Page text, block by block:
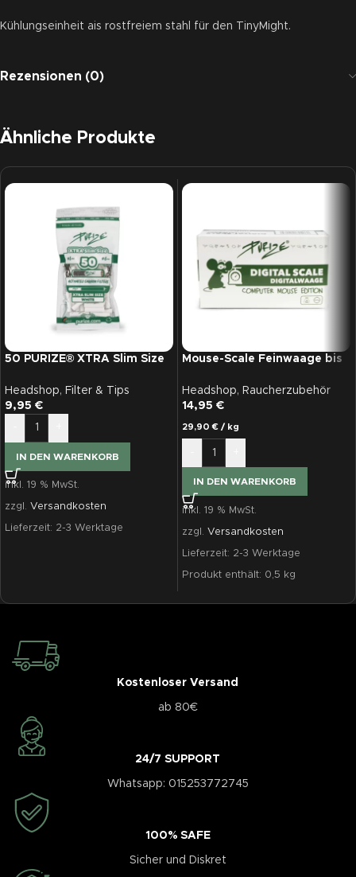
Kühlungseinheit ais rostfreiem stahl für den TinyMight.
Rezensionen (0)
Ähnliche Produkte
50 PURIZE® XTRA Slim Size
Headshop, Filter & Tips
9,95 €
IN DEN WARENKORB
inkl. 19 % MwSt.
zzgl. Versandkosten
Lieferzeit: 2-3 Werktage
Mouse-Scale Feinwaage bis
Headshop, Raucherzubehör
14,95 €
29,90€ / kg
IN DEN WARENKORB
inkl. 19 % MwSt.
zzgl. Versandkosten
Lieferzeit: 2-3 Werktage
Produkt enthält: 0,5 kg
Kostenloser Versand
ab 80€
24/7 SUPPORT
Whatsapp: 015253772745
100% SAFE
Sicher und Diskret